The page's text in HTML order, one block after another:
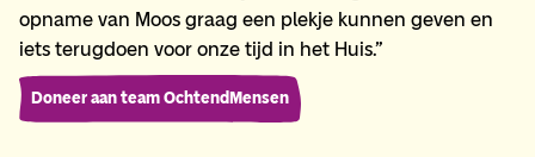
opname van Moos graag een plekje kunnen geven en
iets terugdoen voor onze tijd in het Huis.”
Doneer aan team OchtendMensen